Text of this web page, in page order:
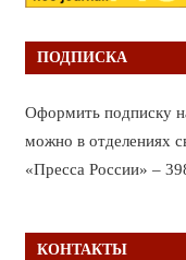
ПОДПИСКА
Оформить подписку
можно в отделениях
«Пресса России» –
КОНТАКТЫ